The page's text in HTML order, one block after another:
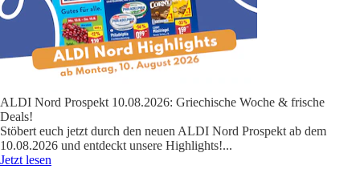
ALDI Nord Prospekt 10.08.2026: Griechische Woche & frische
Deals!
Stöbert euch jetzt durch den neuen ALDI Nord Prospekt ab dem
10.08.2026 und entdeckt unsere Highlights!...
Jetzt lesen